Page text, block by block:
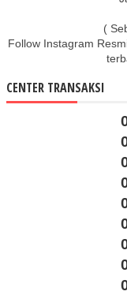
(
Follow Instagram
CENTER TRANSAKSI